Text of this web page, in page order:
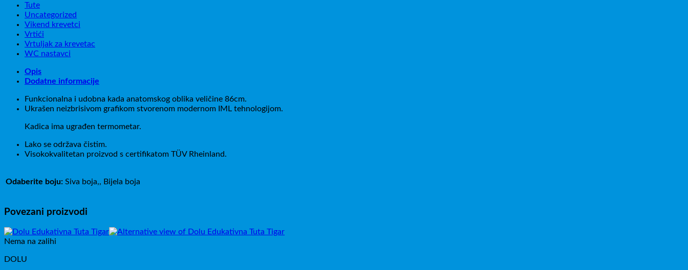
Tute
Uncategorized
Vikend krevetci
Vrtići
Vrtuljak za krevetac
WC nastavci
Opis
Dodatne informacije
Funkcionalna i udobna kada anatomskog oblika veličine 86cm.
Ukrašen neizbrisivom grafikom stvorenom modernom IML tehnologijom.
Kadica ima ugrađen termometar.
Lako se održava čistim.
Visokokvalitetan proizvod s certifikatom TÜV Rheinland.
Odaberite boju: Siva boja,, Bijela boja
Povezani proizvodi
Nema na zalihi
DOLU